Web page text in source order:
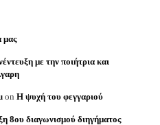
μας
με την ποιήτρια και
on Η ψυχή του φεγγαριού
8ου διαγωνισμού διηγήματος